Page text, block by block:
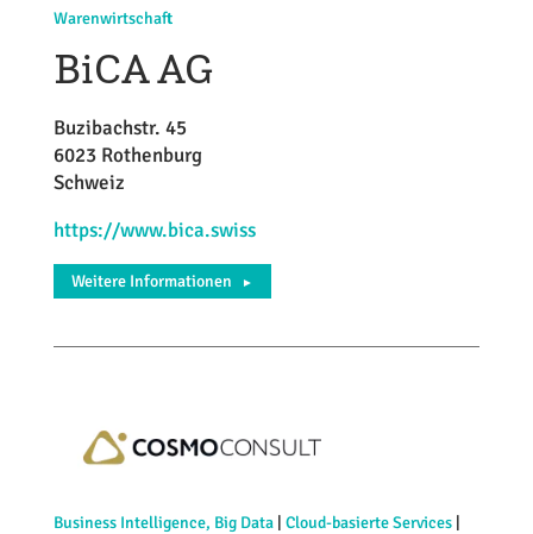
Warenwirtschaft
BiCA AG
Buzibachstr. 45
6023 Rothenburg
Schweiz
https://www.bica.swiss
Weitere Informationen ►
Business Intelligence, Big Data| Cloud-basierte Services|